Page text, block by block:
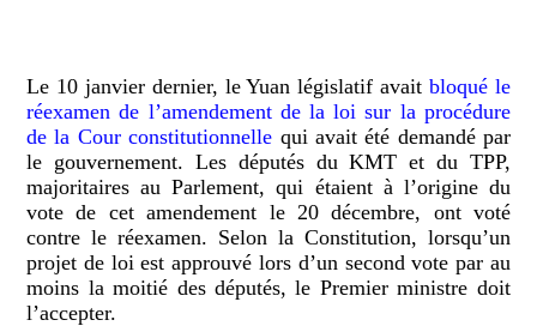
Le 10 janvier dernier, le Yuan législatif avaitbloqué le
réexamen de l’amendement de la loi sur la procédure
de la Cour constitutionnelle qui avait été demandé par
le gouvernement. Les députés du KMT et du TPP,
majoritaires au Parlement, qui étaient à l’origine du
vote de cet amendement le 20 décembre, ont voté
contre le réexamen. Selon la Constitution, lorsqu’un
projet de loi est approuvé lors d’un second vote par au
moins la moitié des députés, le Premier ministre doit
l’accepter.